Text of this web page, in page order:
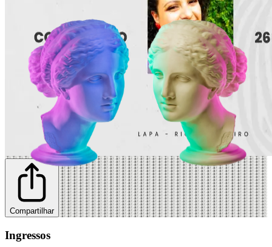
Compartilhar
Ingressos